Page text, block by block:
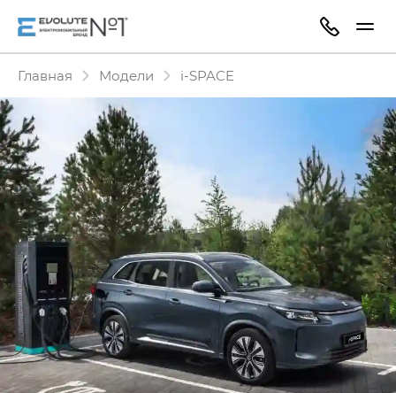
Главная Модели i‑SPACE